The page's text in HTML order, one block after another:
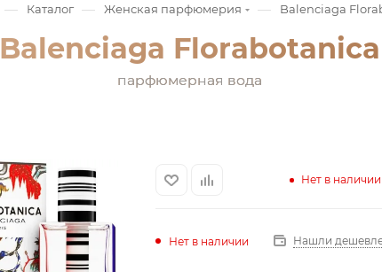
— Каталог — Женская парфюмерия — Balenciaga
Balenciaga Florabotanica
парфюмерная вода
Нет в наличии
Нет в наличии Нашли